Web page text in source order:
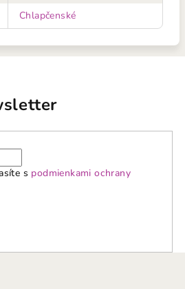
Chlapčenské
s podmienkami ochrany